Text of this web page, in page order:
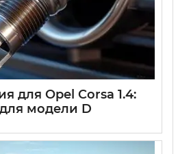
для Opel Corsa 1.4:
модели D